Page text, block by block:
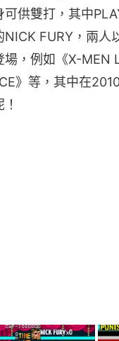
可供雙打，其中
NICK FURY，兩人
場，例如《X-MEN
》等，其中在
過往推出不少